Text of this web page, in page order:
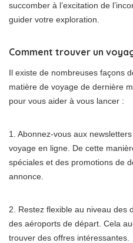
succomber à l’excitation de
guider votre exploration.
Comment trouver un
Il existe de nombreuses façons
matière de voyage de dernière
pour vous aider à vous lancer :
1. Abonnez-vous aux
voyage en ligne. De cette
spéciales et des promotions de
annonce.
2. Restez flexible au niveau des
des aéroports de départ. Cela
trouver des offres intéressantes.